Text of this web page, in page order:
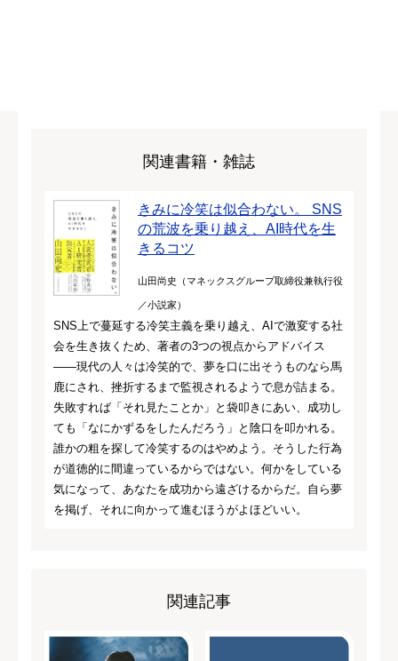
関連書籍・雑誌
きみに冷笑は似合わない。 SNS
の荒波を乗り越え、AI時代を生
きるコツ
山田尚史（マネックスグループ取締役兼執行役
／小説家）
SNS上で蔓延する冷笑主義を乗り越え、AIで激変する社
会を生き抜くため、著者の3つの視点からアドバイス
――現代の人々は冷笑的で、夢を口に出そうものなら馬
鹿にされ、挫折するまで監視されるようで息が詰まる。
失敗すれば「それ見たことか」と袋叩きにあい、成功し
ても「なにかずるをしたんだろう」と陰口を叩かれる。
誰かの粗を探して冷笑するのはやめよう。そうした行為
が道徳的に間違っているからではない。何かをしている
気になって、あなたを成功から遠ざけるからだ。自ら夢
を掲げ、それに向かって進むほうがよほどいい。
関連記事